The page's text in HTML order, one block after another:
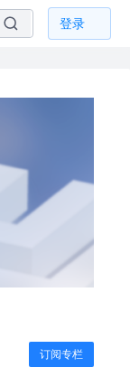
登录
订阅专栏